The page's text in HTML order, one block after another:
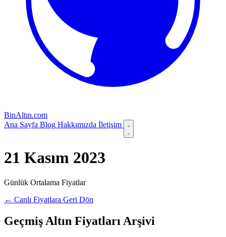
BinAltın.com
Ana Sayfa Blog Hakkımızda İletişim
21 Kasım 2023
Günlük Ortalama Fiyatlar
← Canlı Fiyatlara Geri Dön
Geçmiş Altın Fiyatları Arşivi